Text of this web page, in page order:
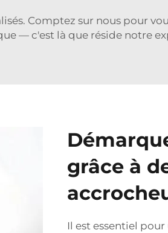
Comptez sur nous pour
— c'est là que réside notre
grâce à
Il est essentiel